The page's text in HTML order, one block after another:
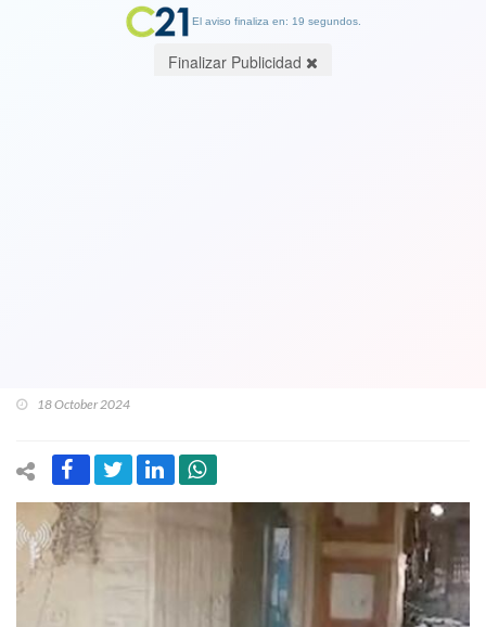
18 October 2024
El aviso finaliza en: 19 segundos.
Finalizar Publicidad